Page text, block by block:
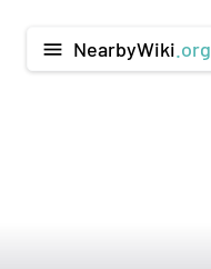
menu NearbyWiki .org